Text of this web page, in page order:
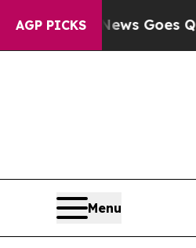
AGP PICKS
News Goes Quiet as
Menu